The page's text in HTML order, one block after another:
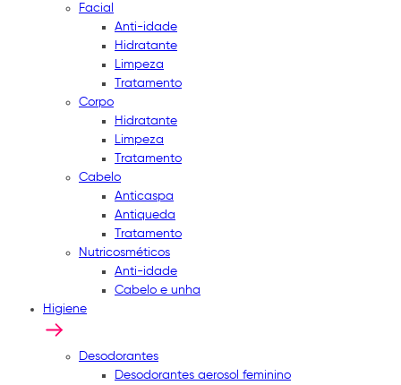
Facial
Anti-idade
Hidratante
Limpeza
Tratamento
Corpo
Hidratante
Limpeza
Tratamento
Cabelo
Anticaspa
Antiqueda
Tratamento
Nutricosméticos
Anti-idade
Cabelo e unha
Higiene
Desodorantes
Desodorantes aerosol feminino